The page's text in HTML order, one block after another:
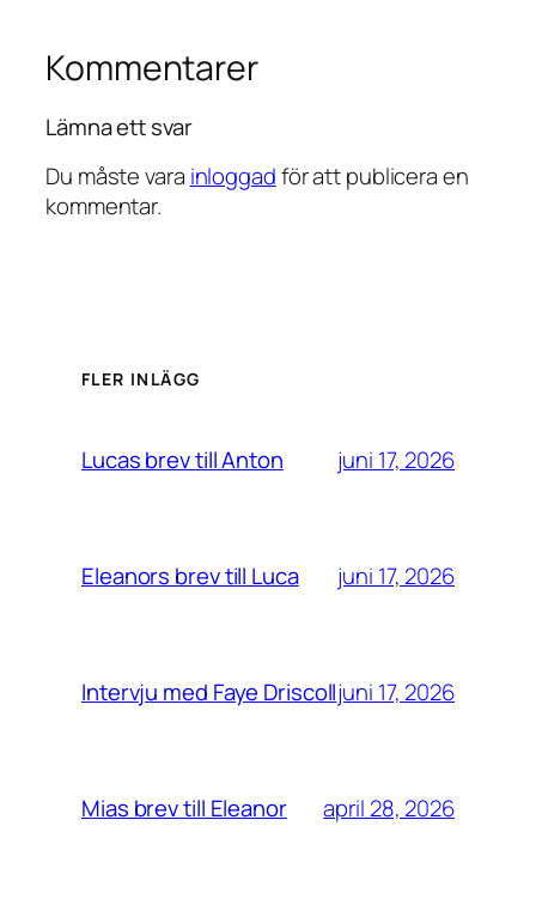
Kommentarer
Lämna ett svar
Du måste vara inloggadför att publicera en
kommentar.
FLER INLÄGG
Lucas brev till Anton juni 17, 2026
Eleanors brev till Luca juni 17, 2026
Intervju med Faye Driscolljuni 17, 2026
Mias brev till Eleanor april 28, 2026